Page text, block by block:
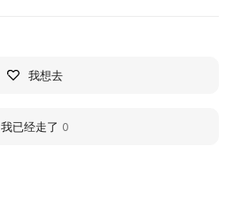
我想去
我已经走了 0